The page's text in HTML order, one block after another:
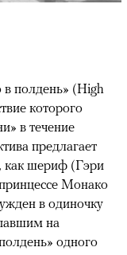
в полдень» (High
которого
в течение
предлагает
как шериф (Гэри
Монако
в одиночку
на
одного